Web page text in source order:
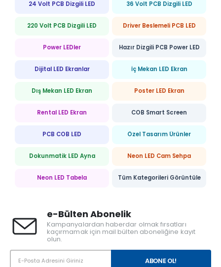
24 Volt PCB Dizgili LED 36 Volt PCB Dizgili LED
220 Volt PCB Dizgili LED Driver Beslemeli PCB LED
Power LEDler Hazır Dizgili PCB Power LED
Dijital LED Ekranlar İç Mekan LED Ekran
Dış Mekan LED Ekran Poster LED Ekran
Rental LED Ekran COB Smart Screen
PCB COB LED Özel Tasarım Ürünler
Dokunmatik LED Ayna Neon LED Cam Sehpa
Neon LED Tabela Tüm Kategorileri Görüntüle
e-Bülten Abonelik
Kampanyalardan haberdar olmak fırsatları
kaçırmamak için mail bülten aboneliğine kayıt
olun.